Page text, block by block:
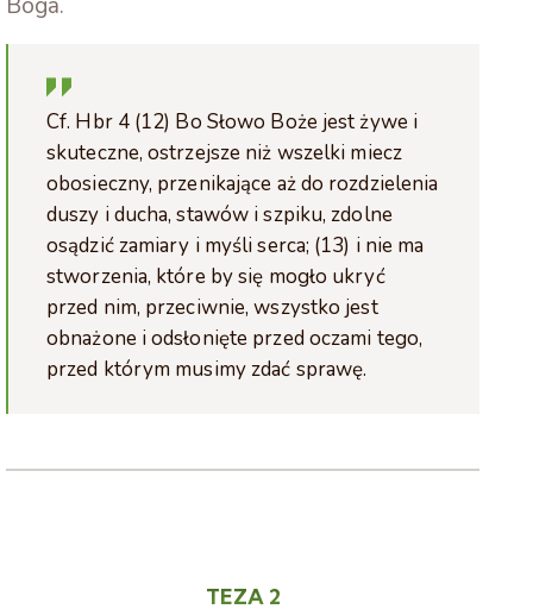
Boga.
Cf. Hbr 4 (12) Bo Słowo Boże jest żywe i
skuteczne, ostrzejsze niż wszelki miecz
obosieczny, przenikające aż do rozdzielenia
duszy i ducha, stawów i szpiku, zdolne
osądzić zamiary i myśli serca; (13) i nie ma
stworzenia, które by się mogło ukryć
przed nim, przeciwnie, wszystko jest
obnażone i odsłonięte przed oczami tego,
przed którym musimy zdać sprawę.
TEZA 2